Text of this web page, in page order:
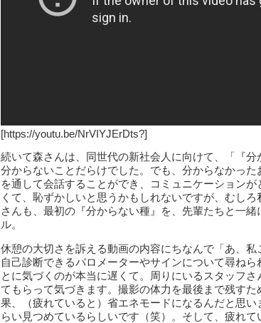
[https://youtu.be/NrVIYJErDts?]
続いて森さんは、同世代の新社会人に向けて、「『
分からないことだらけでした。でも、分からなかっ
を通して会話することができ、コミュニケーション
くて、恥ずかしいと思うかもしれないですが、むし
さんも、最初の『分からない種』を、先輩たちと一
ル。
休憩の大切さを訴える動画の内容にちなんで「あ、
自己診断できるバロメーターやサインについて尋ね
とに気づくのが本当に遅くて。周りにいるスタッフ
てもらって気づきます。撮影の体力を最後まで残す
果、（疲れていると）省エネモードになるんだと思
らい見つめているらしいです（笑）。そして、疲れ